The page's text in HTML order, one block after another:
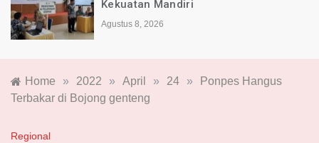
Kekuatan Mandiri
Agustus 8, 2026
Home » 2022 » April » 24 »
Ponpes Hangus
Terbakar di Bojong genteng
Regional